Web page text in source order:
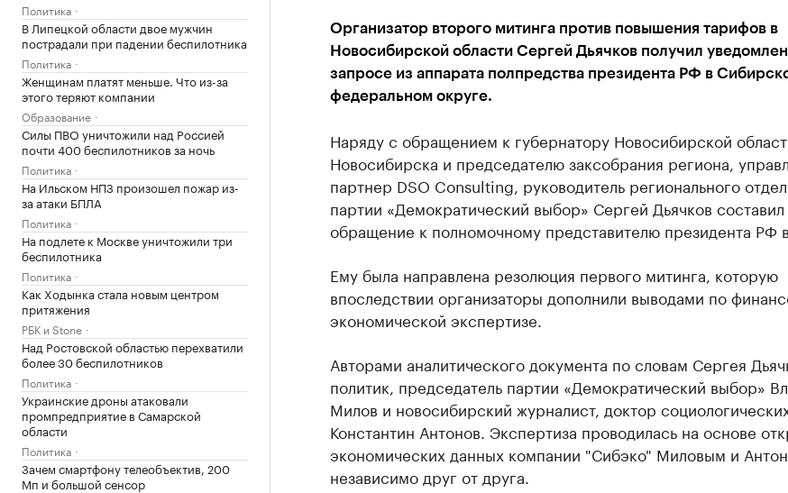
Политика
В Липецкой области двое мужчин
пострадали при падении беспилотника
Политика
Женщинам платят меньше. Что из-за
этого теряют компании
Образование
Силы ПВО уничтожили над Россией
почти 400 беспилотников за ночь
Политика
На Ильском НПЗ произошел пожар из-
за атаки БПЛА
Политика
На подлете к Москве уничтожили три
беспилотника
Политика
Как Ходынка стала новым центром
притяжения
РБК и Stone
Над Ростовской областью перехватили
более 30 беспилотников
Политика
Украинские дроны атаковали
промпредприятие в Самарской
области
Политика
Зачем смартфону телеобъектив, 200
Мп и большой сенсор
Организатор второго митинга против повышения тарифов в
Новосибирской области Сергей Дьячков получил
запросе из аппарата полпредства президента РФ в
федеральном округе.
Наряду с обращением к губернатору Новосибирской
Новосибирска и председателю заксобрания региона,
партнер DSO Consulting, руководитель регионального
партии «Демократический выбор» Сергей Дьячков составил
обращение к полномочному представителю президента РФ
Ему была направлена резолюция первого митинга, которую
впоследствии организаторы дополнили выводами по
экономической экспертизе.
Авторами аналитического документа по словам Сергея
политик, председатель партии «Демократический выбор»
Милов и новосибирский журналист, доктор
Константин Антонов. Экспертиза проводилась на основе
экономических данных компании "Сибэко" Миловым и
независимо друг от друга.